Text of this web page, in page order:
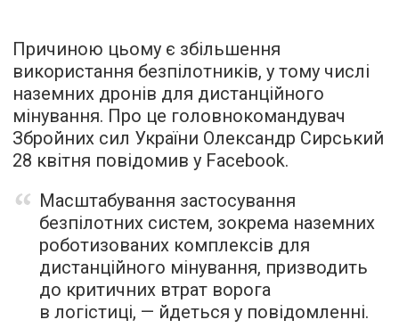
Причиною цьому є збільшення
використання безпілотників, у тому числі
наземних дронів для дистанційного
мінування. Про це головнокомандувач
Збройних сил України Олександр Сирський
28 квітня повідомив у Facebook.
Масштабування застосування
безпілотних систем, зокрема наземних
роботизованих комплексів для
дистанційного мінування, призводить
до критичних втрат ворога
в логістиці, — йдеться у повідомленні.